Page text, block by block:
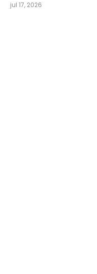
jul 17, 2026